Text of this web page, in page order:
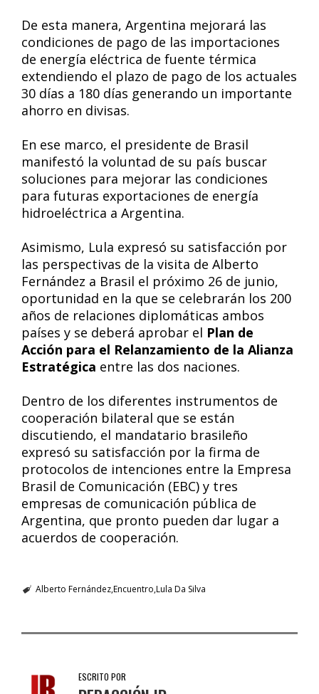
De esta manera, Argentina mejorará las
condiciones de pago de las importaciones
de energía eléctrica de fuente térmica
extendiendo el plazo de pago de los actuales
30 días a 180 días generando un importante
ahorro en divisas.
En ese marco, el presidente de Brasil
manifestó la voluntad de su país buscar
soluciones para mejorar las condiciones
para futuras exportaciones de energía
hidroeléctrica a Argentina.
Asimismo, Lula expresó su satisfacción por
las perspectivas de la visita de Alberto
Fernández a Brasil el próximo 26 de junio,
oportunidad en la que se celebrarán los 200
años de relaciones diplomáticas ambos
países y se deberá aprobar el Plan de
Acción para el Relanzamiento de la Alianza
Estratégica entre las dos naciones.
Dentro de los diferentes instrumentos de
cooperación bilateral que se están
discutiendo, el mandatario brasileño
expresó su satisfacción por la firma de
protocolos de intenciones entre la Empresa
Brasil de Comunicación (EBC) y tres
empresas de comunicación pública de
Argentina, que pronto pueden dar lugar a
acuerdos de cooperación.
Alberto FernándezEncuentro Lula Da Silva
ESCRITO POR